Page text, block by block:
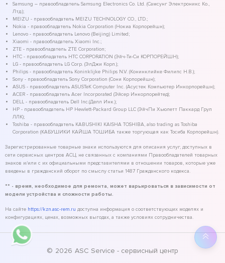
Samsung – правообладатель Samsung Electronics Co. Ltd. (Самсунг Электроникс Ко.,
Лтд.);
MEIZU - правообладатель MEIZU TECHNOLOGY CO., LTD.;
Nokia - правообладатель Nokia Corporation (Нокиа Корпорейшн);
Lenovo - правообладатель Lenovo (Beijing) Limited;
Xiaomi - правообладатель Xiaomi Inc.;
ZTE - правообладатель ZTE Corporation;
HTC - правообладатель HTC CORPORATION (Эйч-Ти-Си КОРПОРЕЙШН);
LG - правообладатель LG Corp. (ЭлДжи Корп.);
Philips - правообладатель Koninklijke Philips N.V. (Конинклийке Филипс Н.В.);
Sony - правообладатель Sony Corporation (Сони Корпорейшн);
ASUS - правообладатель ASUSTeK Computer Inc. (Асустек Компьютер Инкорпорейшн);
ACER - правообладатель Acer Incorporated (Эйсер Инкорпорейтед);
DELL - правообладатель Dell Inc.(Делл Инк.);
HP - правообладатель HP Hewlett-Packard Group LLC (ЭйчПи Хьюлетт Паккард Груп
ЛЛК);
Toshiba - правообладатель KABUSHIKI KAISHA TOSHIBA, also trading as Toshiba
Corporation (КАБУШИКИ КАЙША ТОШИБА также торгующая как Тосиба Корпорейшн).
Зарегистрированные товарные знаки используются для описания услуг, доступных в
сети сервисных центров АСЦ, не связанных с компаниями Правообладателей товарных
знаков и/или с их официальными представителями в отношении товаров, которые уже
введены в гражданский оборот по смыслу статьи 1487 Гражданского кодекса.
** - время, необходимое для ремонта, может варьироваться в зависимости от
модели устройства и сложности работы.
На сайте https://kzn.asc-rem.ru доступна информация о соответствующих моделях и
конфигурациях, ценах, возможных выгодах, а также условиях сотрудничества.
© 2026 ASC Service - сервисный центр